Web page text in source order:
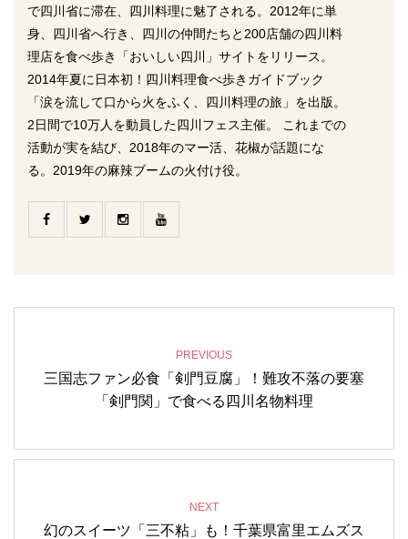
で四川省に滞在、四川料理に魅了される。2012年に単
身、四川省へ行き、四川の仲間たちと200店舗の四川料
理店を食べ歩き「おいしい四川」サイトをリリース。
2014年夏に日本初！四川料理食べ歩きガイドブック
「涙を流して口から火をふく、四川料理の旅」を出版。
2日間で10万人を動員した四川フェス主催。 これまでの
活動が実を結び、2018年のマー活、花椒が話題にな
る。2019年の麻辣ブームの火付け役。
PREVIOUS
三国志ファン必食「剣門豆腐」！難攻不落の要塞
「剣門関」で食べる四川名物料理
NEXT
幻のスイーツ「三不粘」も！千葉県富里エムズス